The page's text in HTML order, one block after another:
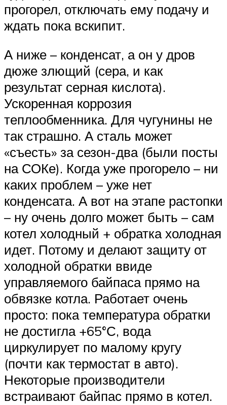
прогорел, отключать ему подачу и
ждать пока вскипит.
А ниже – конденсат, а он у дров
дюже злющий (сера, и как
результат серная кислота).
Ускоренная коррозия
теплообменника. Для чугунины не
так страшно. А сталь может
«съесть» за сезон-два (были посты
на СОКе). Когда уже прогорело – ни
каких проблем – уже нет
конденсата. А вот на этапе растопки
– ну очень долго может быть – сам
котел холодный + обратка холодная
идет. Потому и делают защиту от
холодной обратки ввиде
управляемого байпаса прямо на
обвязке котла. Работает очень
просто: пока температура обратки
не достигла +65°С, вода
циркулирует по малому кругу
(почти как термостат в авто).
Некоторые производители
встраивают байпас прямо в котел.